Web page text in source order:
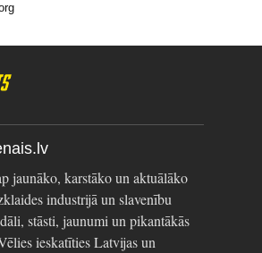
jaunāko, karstāko un aktuālāko
industrijā un slavenību
stāsti, jaunumi un pikantākās
ieskatīties Latvijas un